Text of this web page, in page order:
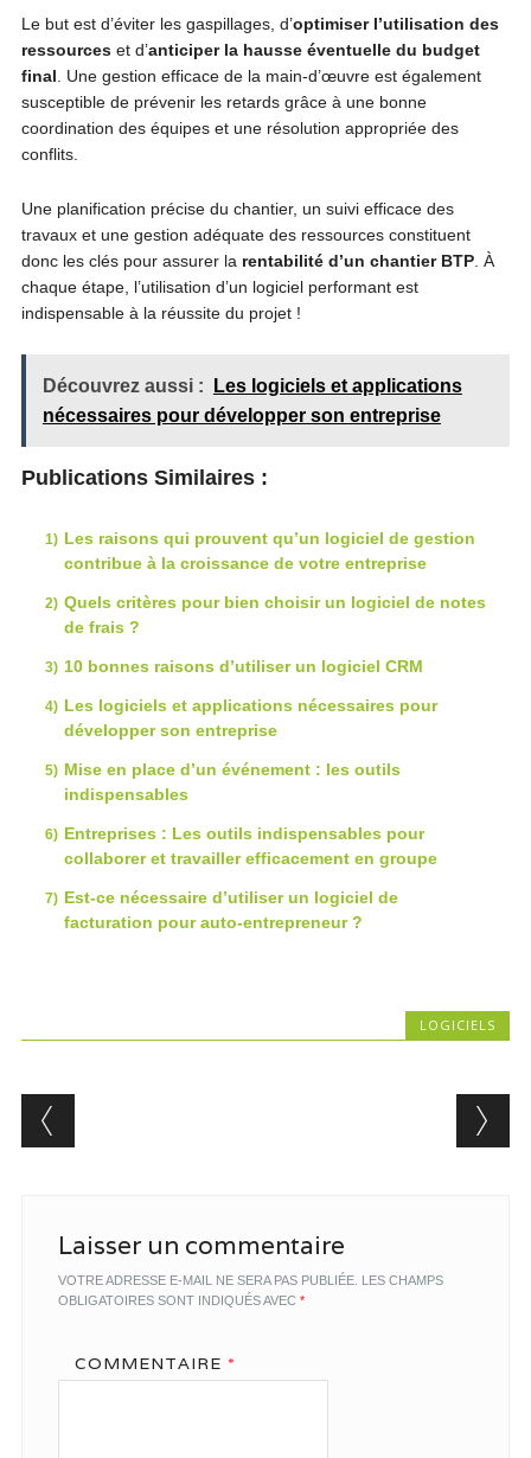
Le but est d’éviter les gaspillages, d’optimiser l’utilisation des
ressourceset d’anticiper la hausse éventuelle du budget
final . Une gestion efficace de la main-d’œuvre est également
susceptible de prévenir les retards grâce à une bonne
coordination des équipes et une résolution appropriée des
conflits.
Une planification précise du chantier, un suivi efficace des
travaux et une gestion adéquate des ressources constituent
donc les clés pour assurer la rentabilité d’un chantier BTP. À
chaque étape, l’utilisation d’un logiciel performant est
indispensable à la réussite du projet !
Découvrez aussi :
Les logiciels et applications
nécessaires pour développer son entreprise
Publications Similaires :
Les raisons qui prouvent qu’un logiciel de gestion
contribue à la croissance de votre entreprise
Quels critères pour bien choisir un logiciel de notes
de frais ?
10 bonnes raisons d’utiliser un logiciel CRM
Les logiciels et applications nécessaires pour
développer son entreprise
Mise en place d’un événement : les outils
indispensables
Entreprises : Les outils indispensables pour
collaborer et travailler efficacement en groupe
Est-ce nécessaire d’utiliser un logiciel de
facturation pour auto-entrepreneur ?
LOGICIELS
Post navigation
Laisser un commentaire
VOTRE ADRESSE E-MAIL NE SERA PAS PUBLIÉE. LES CHAMPS
OBLIGATOIRES SONT INDIQUÉS AVEC *
COMMENTAIRE *